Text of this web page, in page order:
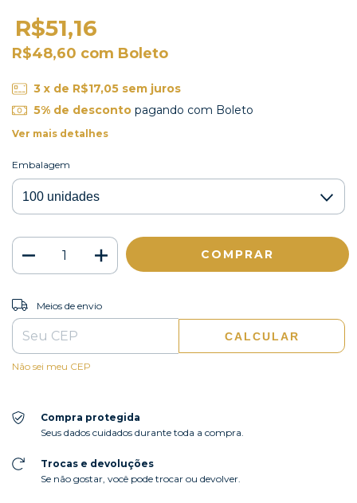
R$51,16
R$48,60 com Boleto
3 x de R$17,05 sem juros
5% de descontopagando com Boleto
Ver mais detalhes
Embalagem
Entregas para o CEP:
Meios de envio
CALCULAR
Não sei meu CEP
Compra protegida
Seus dados cuidados durante toda a compra.
Trocas e devoluções
Se não gostar, você pode trocar ou devolver.